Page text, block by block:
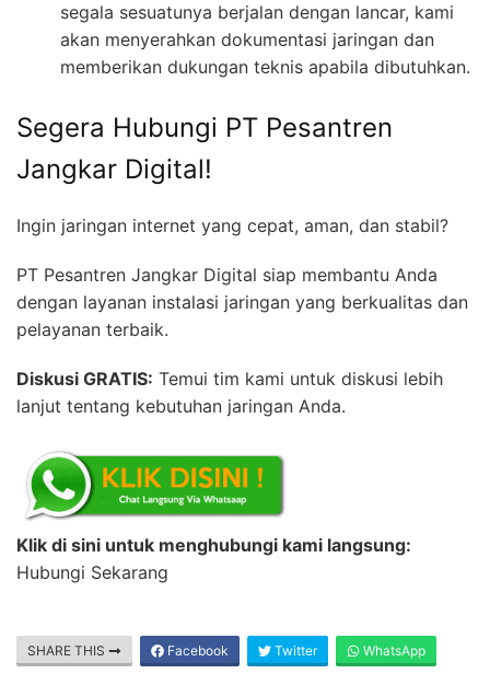
segala sesuatunya berjalan dengan lancar, kami
akan menyerahkan dokumentasi jaringan dan
memberikan dukungan teknis apabila dibutuhkan.
Segera Hubungi PT Pesantren
Jangkar Digital!
Ingin jaringan internet yang cepat, aman, dan stabil?
PT Pesantren Jangkar Digital siap membantu Anda
dengan layanan instalasi jaringan yang berkualitas dan
pelayanan terbaik.
Diskusi GRATIS: Temui tim kami untuk diskusi lebih
lanjut tentang kebutuhan jaringan Anda.
Klik di sini untuk menghubungi kami langsung:
Hubungi Sekarang
SHARE THIS Facebook Twitter WhatsApp